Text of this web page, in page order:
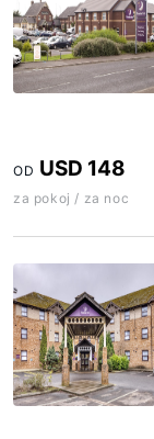
OD USD 148
za pokoj / za noc